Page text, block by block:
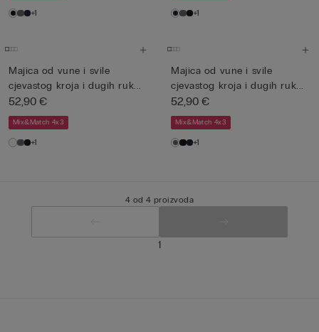
+1 +1
Majica od vune i svile
cjevastog kroja i dugih ruk...
52,90 €
Mix&Match 4x3
+1
Majica od vune i svile
cjevastog kroja i dugih ruk...
52,90 €
Mix&Match 4x3
+1
4 od 4 proizvoda
1